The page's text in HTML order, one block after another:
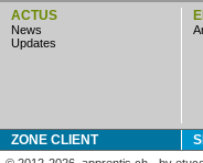
ACTUS
news
updates
ZONE CLIENT